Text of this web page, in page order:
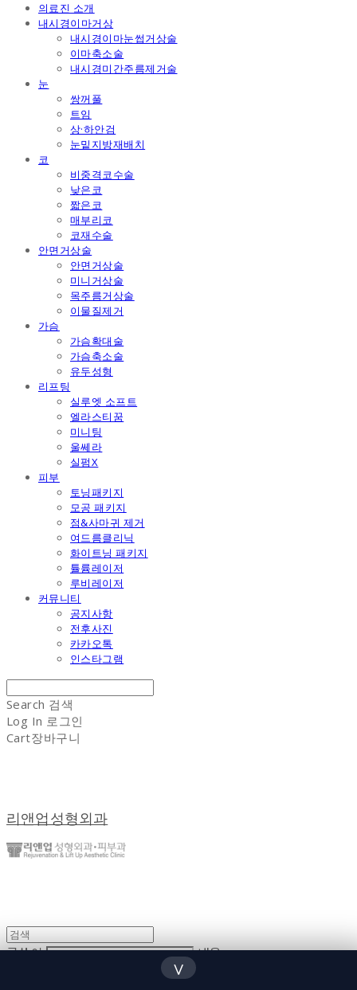
의료진 소개
내시경이마거상
내시경이마눈썹거상술
이마축소술
내시경미간주름제거술
눈
쌍꺼풀
트임
상·하안검
눈밑지방재배치
코
비중격코수술
낮은코
짧은코
매부리코
코재수술
안면거상술
안면거상술
미니거상술
목주름거상술
이물질제거
가슴
가슴확대술
가슴축소술
유두성형
리프팅
실루엣 소프트
엘라스티꿈
미니팅
울쎄라
실펌X
피부
토닝패키지
모공 패키지
점&사마귀 제거
여드름클리닉
화이트닝 패키지
튤륨레이저
루비레이저
커뮤니티
공지사항
전후사진
카카오톡
인스타그램
Search 검색
Log In 로그인
Cart장바구니
리앤업성형외과
글쓴이 내용
∨